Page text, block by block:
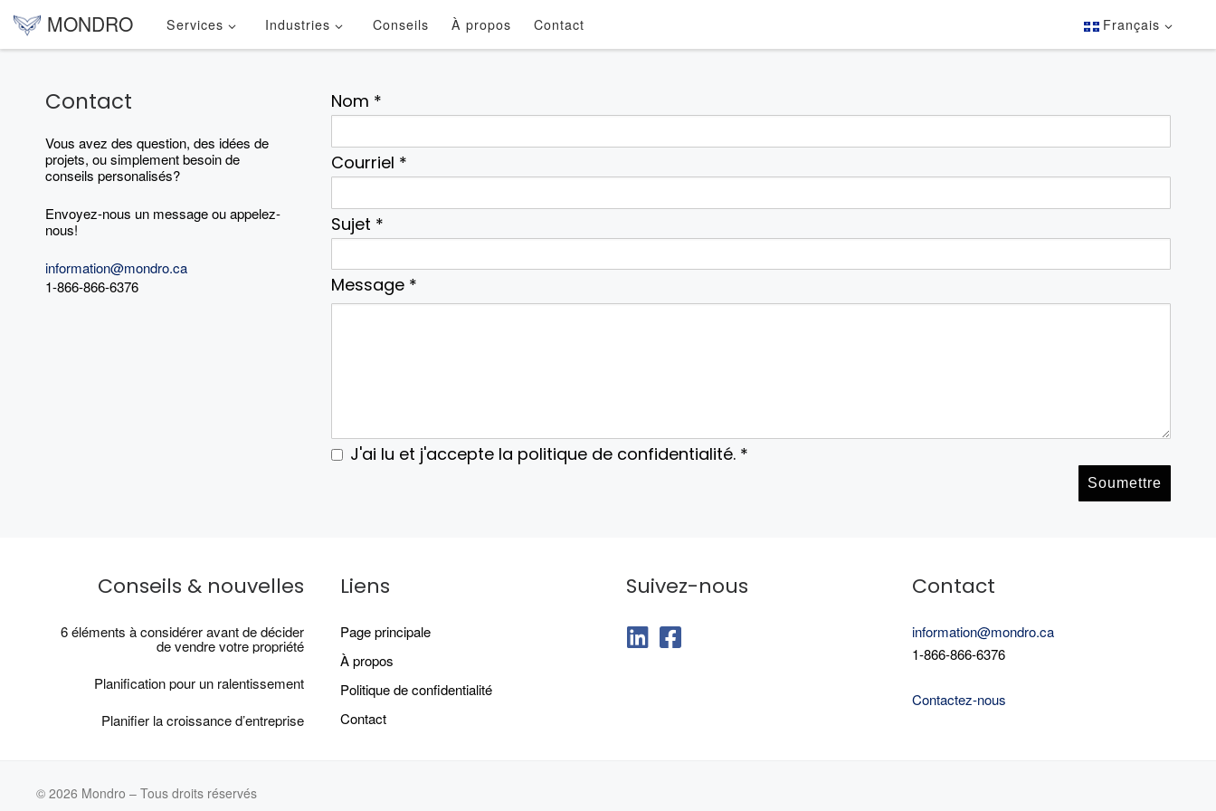
Skip to content
MONDRO Services Industries Conseils À propos Contact Français
Contact
Vous avez des question, des idées de
projets, ou simplement besoin de
conseils personalisés?
Envoyez-nous un message ou appelez-
nous!
information@mondro.ca
1-866-866-6376
Nom *
Courriel *
Sujet *
Message *
J'ai lu et j'accepte la politique de confidentialité. *
Conseils & nouvelles
6 éléments à considérer avant de décider
de vendre votre propriété
Planification pour un ralentissement
Planifier la croissance d’entreprise
Liens
Page principale
À propos
Politique de confidentialité
Contact
Suivez-nous
fab fa-linkedin
Contact
information@mondro.ca
1-866-866-6376
Contactez-nous
© 2026 Mondro – Tous droits réservés